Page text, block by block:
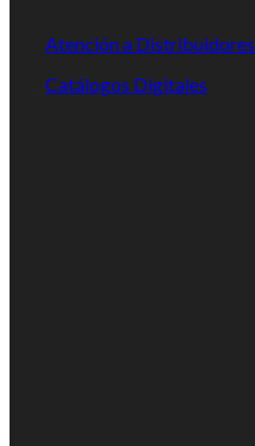
Atención a Distribuidores
Catálogos Digitales